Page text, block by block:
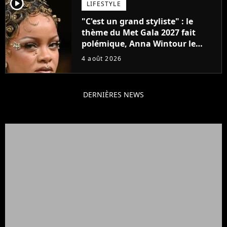
LIFESTYLE
"C'est un grand styliste" : le
thème du Met Gala 2027 fait
polémique, Anna Wintour le
défend
4 août 2026
DERNIÈRES NEWS